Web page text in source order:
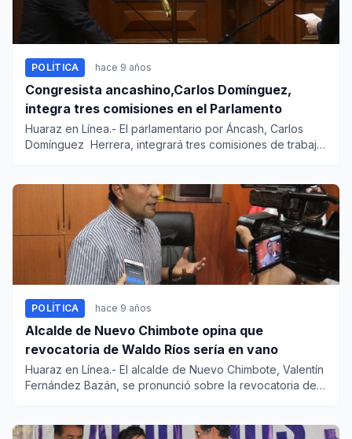
POLÍTICA hace 9 años
Congresista ancashino,Carlos Domínguez,
integra tres comisiones en el Parlamento
Huaraz en Línea.- El parlamentario por Áncash, Carlos
Domínguez Herrera, integrará tres comisiones de trabajo
POLÍTICA hace 9 años
Alcalde de Nuevo Chimbote opina que
revocatoria de Waldo Ríos sería en vano
Huaraz en Línea.- El alcalde de Nuevo Chimbote, Valentín
Fernández Bazán, se pronunció sobre la revocatoria del